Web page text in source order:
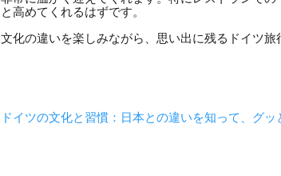
と高めてくれるはずです。
文化の違いを楽しみながら、思い出に残るドイツ旅
ドイツの文化と習慣：日本との違いを知って、グ